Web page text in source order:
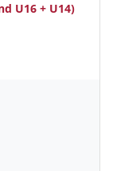
U16 + U14)